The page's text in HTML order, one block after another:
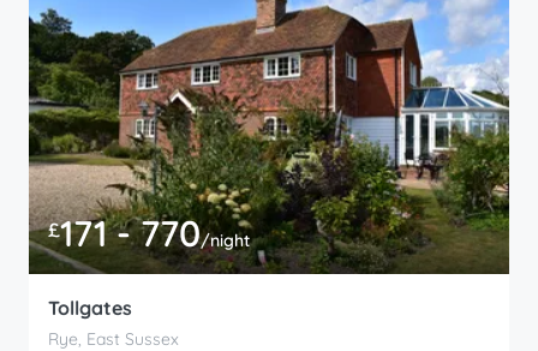
£171 - 770/night
Tollgates
Rye, East Sussex